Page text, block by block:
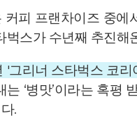
커피 프랜차이즈 중에
벅스가 수년째 추진
'그리너 스타벅스 코
는 ‘병맛’이라는 혹평
.